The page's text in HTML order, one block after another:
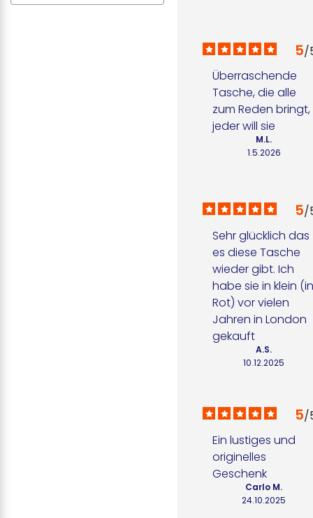
5/
Überraschende
Tasche, die alle
zum Reden bringt,
jeder will sie
1.5.2026
M.L.
5/
Sehr glücklich das
es diese Tasche
wieder gibt. Ich
habe sie in klein
Rot) vor vielen
Jahren in London
gekauft
10.12.2025
A.S.
5/
Ein lustiges und
originelles
Geschenk
24.10.2025
Carlo M.